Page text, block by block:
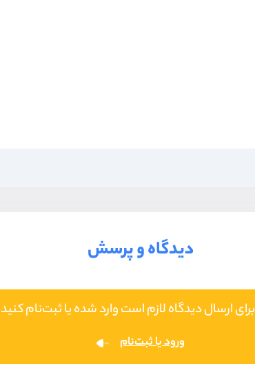
دیدگاه و پرسش
برای ارسال دیدگاه لازم است وارد شده یا ثبت‌نام کنید
ورود یا ثبت‌نام